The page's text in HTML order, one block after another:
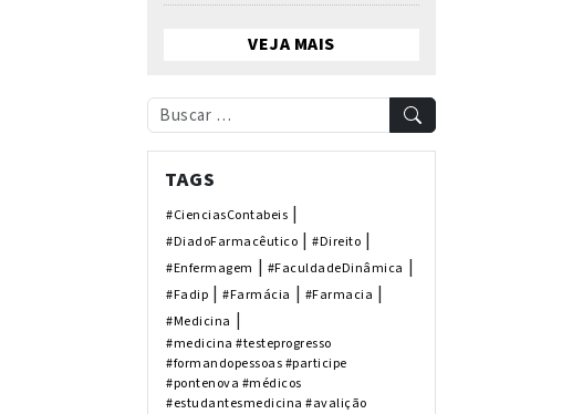
VEJA MAIS
TAGS
#CienciasContabeis |
#DiadoFarmacêutico | #Direito |
#Enfermagem | #FaculdadeDinâmica |
#Fadip | #Farmácia | #Farmacia |
#Medicina |
#medicina #testeprogresso
#formandopessoas #participe
#pontenova #médicos
#estudantesmedicina #avalição